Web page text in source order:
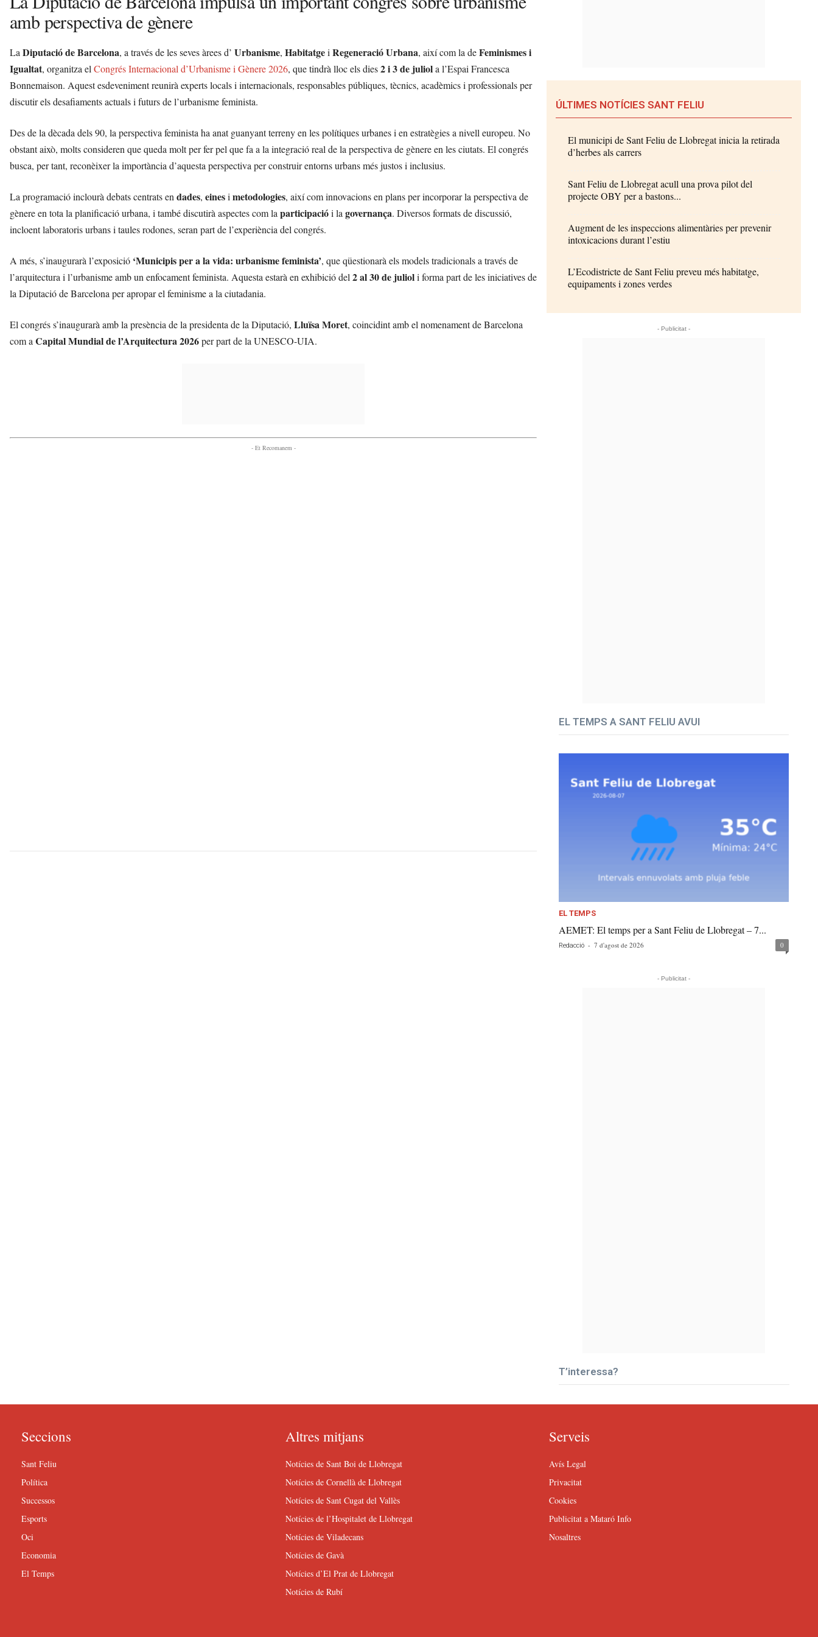
amb perspectiva de gènere
LaDiputació de Barcelona, a través de les seves àrees d’ Urbanisme, HabitatgeiRegeneració Urbana, així com la deFeminismes i
Igualtat, organitza elCongrés Internacional d’Urbanisme i Gènere 2026, que tindrà lloc els dies2 i 3 de juliola l’Espai Francesca
Bonnemaison. Aquest esdeveniment reunirà experts locals i internacionals, responsables públiques, tècnics, acadèmics i professionals per
discutir els desafiaments actuals i futurs de l’urbanisme feminista.
Des de la dècada dels 90, la perspectiva feminista ha anat guanyant terreny en les polítiques urbanes i en estratègies a nivell europeu. No
obstant això, molts consideren que queda molt per fer pel que fa a la integració real de la perspectiva de gènere en les ciutats. El congrés
busca, per tant, reconèixer la importància d’aquesta perspectiva per construir entorns urbans més justos i inclusius.
La programació inclourà debats centrats endades, einesimetodologies, així com innovacions en plans per incorporar la perspectiva de
gènere en tota la planificació urbana, i també discutirà aspectes com laparticipaciói lagovernança. Diversos formats de discussió,
incloent laboratoris urbans i taules rodones, seran part de l’experiència del congrés.
A més, s’inaugurarà l’exposició ‘Municipis per a la vida: urbanisme feminista’, que qüestionarà els models tradicionals a través de
l’arquitectura i l’urbanisme amb un enfocament feminista. Aquesta estarà en exhibició del2 al 30 de julioli forma part de les iniciatives de
la Diputació de Barcelona per apropar el feminisme a la ciutadania.
El congrés s’inaugurarà amb la presència de la presidenta de la Diputació, Lluïsa Moret, coincidint amb el nomenament de Barcelona
com aCapital Mundial de l’Arquitectura 2026per part de la UNESCO-UIA.
- Et Recomanem -
ÚLTIMES NOTÍCIES SANT FELIU
El municipi de Sant Feliu de Llobregat inicia la retirada
d’herbes als carrers
Sant Feliu de Llobregat acull una prova pilot del
projecte OBY per a bastons...
Augment de les inspeccions alimentàries per prevenir
intoxicacions durant l’estiu
L’Ecodistricte de Sant Feliu preveu més habitatge,
equipaments i zones verdes
- Publicitat -
EL TEMPS A SANT FELIU AVUI
EL TEMPS
AEMET: El temps per a Sant Feliu de Llobregat – 7...
Redacció - 7 d'agost de 2026 0
- Publicitat -
T’interessa?
Seccions
Sant Feliu
Política
Successos
Esports
Oci
Economia
El Temps
Altres mitjans
Notícies de Sant Boi de Llobregat
Notícies de Cornellà de Llobregat
Notícies de Sant Cugat del Vallès
Notícies de l’Hospitalet de Llobregat
Notícies de Viladecans
Notícies de Gavà
Notícies d’El Prat de Llobregat
Notícies de Rubí
Serveis
Avís Legal
Privacitat
Cookies
Publicitat a Mataró Info
Nosaltres